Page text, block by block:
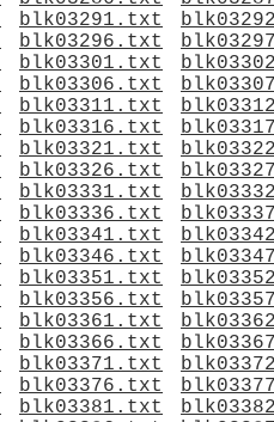
blk03291.txt
blk03296.txt
blk03301.txt
blk03306.txt
blk03311.txt
blk03316.txt
blk03321.txt
blk03326.txt
blk03331.txt
blk03336.txt
blk03341.txt
blk03346.txt
blk03351.txt
blk03356.txt
blk03361.txt
blk03366.txt
blk03371.txt
blk03376.txt
blk03381.txt